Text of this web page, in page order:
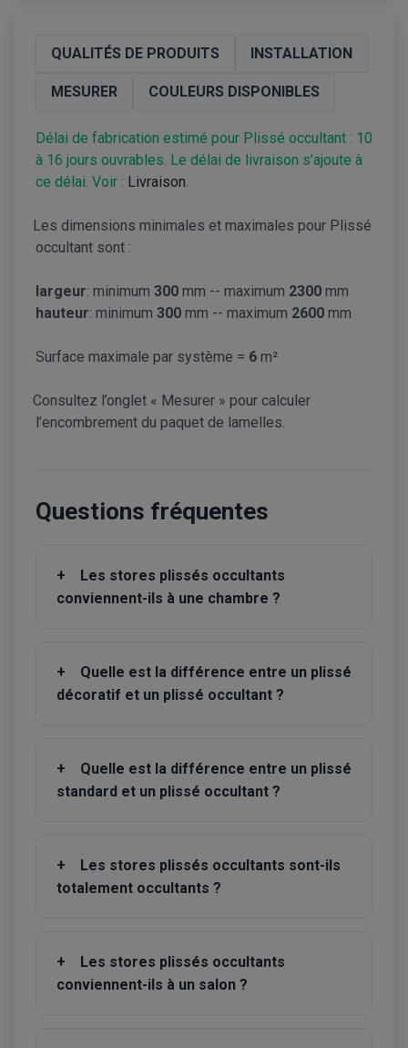
QUALITÉS DE PRODUITS INSTALLATION
MESURER COULEURS DISPONIBLES
Délai de fabrication estimé pour Plissé occultant : 10
à 16 jours ouvrables. Le délai de livraison s’ajoute à
ce délai. Voir : Livraison.
Les dimensions minimales et maximales pour Plissé
occultant sont :
largeur: minimum 300 mm -- maximum 2300 mm
hauteur: minimum 300 mm -- maximum 2600 mm
Surface maximale par système = 6 m²
Consultez l’onglet « Mesurer » pour calculer
l’encombrement du paquet de lamelles.
Questions fréquentes
+
Les stores plissés occultants
conviennent-ils à une chambre ?
+
Quelle est la différence entre un plissé
décoratif et un plissé occultant ?
+
Quelle est la différence entre un plissé
standard et un plissé occultant ?
+
Les stores plissés occultants sont-ils
totalement occultants ?
+
Les stores plissés occultants
conviennent-ils à un salon ?